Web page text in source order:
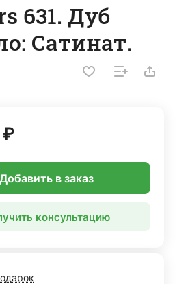
631. Дуб
Сатинат.
₽
Добавить в заказ
консультацию